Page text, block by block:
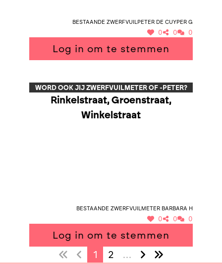
Bestaande zwerfvuilpeter De Cuyper G
0 0 0
Log in om te stemmen
WORD OOK JIJ ZWERFVUILMETER OF -PETER?
Rinkelstraat, Groenstraat,
Winkelstraat
Bestaande zwerfvuilmeter Barbara H
0 0 0
Log in om te stemmen
1
2 …